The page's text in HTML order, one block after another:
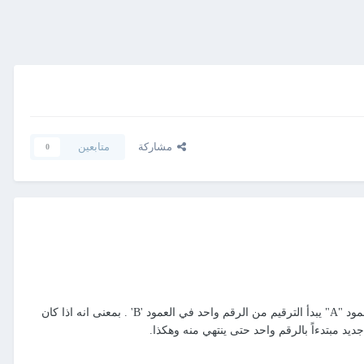
مشاركة متابعين 0
المطلوب ادراج معادلة او ايجاد كود في العمود 'B' بحيث يتم ادراج ارقام تسلسلية بشرط ان عند كل قيمة مختلفة في العمود "A" يبدأ الترقيم من الرقم واحد في العمود 'B' . بمعنى انه اذا كان